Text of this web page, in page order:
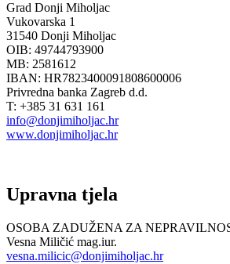
Grad Donji Miholjac
Vukovarska 1
31540 Donji Miholjac
OIB: 49744793900
MB: 2581612
IBAN: HR7823400091808600006
Privredna banka Zagreb d.d.
T: +385 31 631 161
info@donjimiholjac.hr
www.donjimiholjac.hr
Upravna tjela
OSOBA ZADUŽENA ZA
Vesna Miličić mag.iur.
vesna.milicic@donjimiholjac.hr